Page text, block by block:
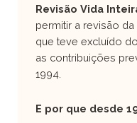
Revisão Vida
permitir a revisão
que teve excluído
as contribuições
1994.
E por que desde